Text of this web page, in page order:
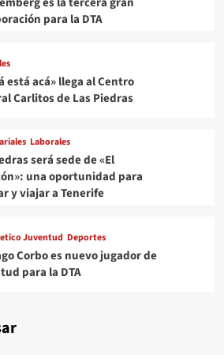
para la DTA
está acá» llega al Centro
Carlitos de Las Piedras
Laborales
será sede de «El
una oportunidad para
y viajar a Tenerife
Juventud Deportes
Corbo es nuevo jugador de
para la DTA